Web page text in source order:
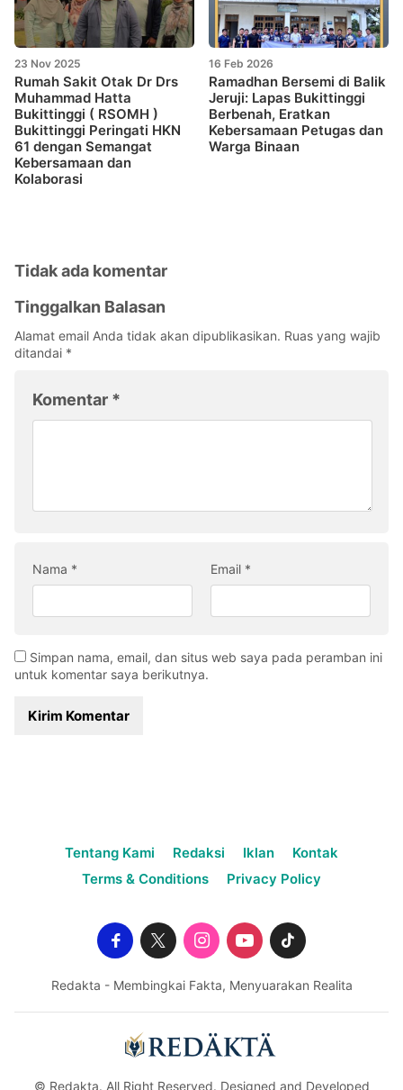
23 Nov 2025
Rumah Sakit Otak Dr Drs
Muhammad Hatta
Bukittinggi ( RSOMH )
Bukittinggi Peringati HKN
61 dengan Semangat
Kebersamaan dan
Kolaborasi
16 Feb 2026
Ramadhan Bersemi di Balik
Jeruji: Lapas Bukittinggi
Berbenah, Eratkan
Kebersamaan Petugas dan
Warga Binaan
Tidak ada komentar
Tinggalkan Balasan
Alamat email Anda tidak akan dipublikasikan. Ruas yang wajib
ditandai *
Komentar *
Nama * Email *
Simpan nama, email, dan situs web saya pada peramban ini
untuk komentar saya berikutnya.
Tentang Kami Redaksi Iklan
Kontak
Terms & Conditions
Privacy Policy
Redakta - Membingkai Fakta, Menyuarakan Realita
© Redakta. All Right Reserved. Designed and Developed